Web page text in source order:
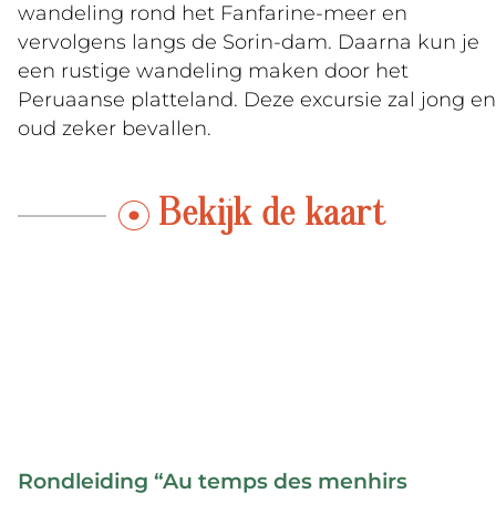
wandeling rond het Fanfarine-meer en
vervolgens langs de Sorin-dam. Daarna kun je
een rustige wandeling maken door het
Peruaanse platteland. Deze excursie zal jong en
oud zeker bevallen.
Bekijk de kaart
Rondleiding “Au temps des menhirs